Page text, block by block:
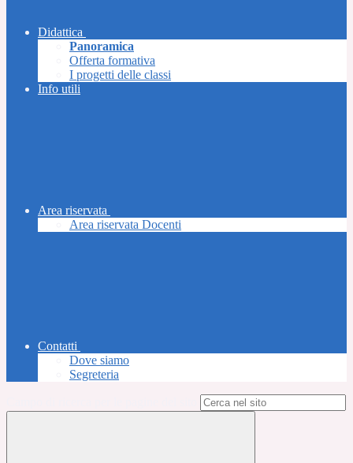
Didattica
Panoramica
Offerta formativa
I progetti delle classi
Info utili
Area riservata
Area riservata Docenti
Contatti
Dove siamo
Segreteria